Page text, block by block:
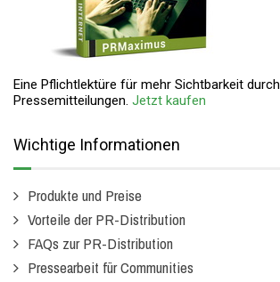
Eine Pflichtlektüre für mehr Sichtbarkeit durch
Pressemitteilungen. Jetzt kaufen
Wichtige Informationen
Produkte und Preise
Vorteile der PR-Distribution
FAQs zur PR-Distribution
Pressearbeit für Communities